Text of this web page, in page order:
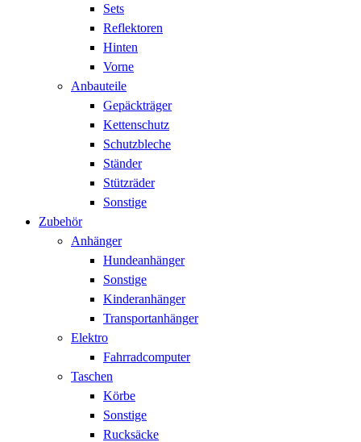
Sets
Reflektoren
Hinten
Vorne
Anbauteile
Gepäckträger
Kettenschutz
Schutzbleche
Ständer
Stützräder
Sonstige
Zubehör
Anhänger
Hundeanhänger
Sonstige
Kinderanhänger
Transportanhänger
Elektro
Fahrradcomputer
Taschen
Körbe
Sonstige
Rucksäcke